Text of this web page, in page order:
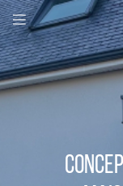

41 Rue André Boulle
41000 BLOIS
02 54 70 30 08